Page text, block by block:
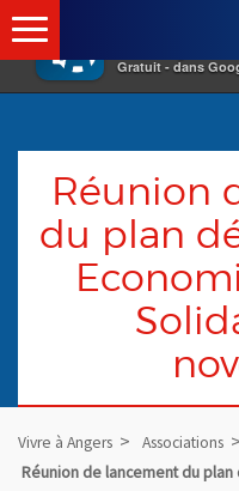
×
Gratuit - dans
Réunion
du plan
Vivre à Angers Associations
Réunion de lancement du